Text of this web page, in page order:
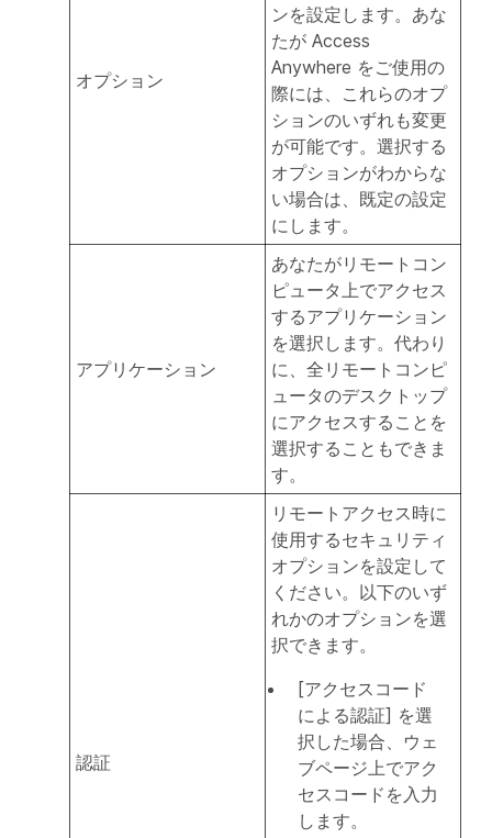
オプション
ンを設定します。あな
たが Access
Anywhere をご使用の
際には、これらのオプ
ションのいずれも変更
が可能です。選択する
オプションがわからな
い場合は、既定の設定
にします。
アプリケーション
あなたがリモートコン
ピュータ上でアクセス
するアプリケーション
を選択します。代わり
に、全リモートコンピ
ュータのデスクトップ
にアクセスすることを
選択することもできま
す。
認証
リモートアクセス時に
使用するセキュリティ
オプションを設定して
ください。以下のいず
れかのオプションを選
択できます。
[アクセスコード
による認証] を選
択した場合、ウェ
ブページ上でアク
セスコードを入力
します。